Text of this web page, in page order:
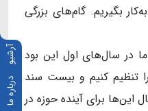
آرشیو
درباره ما
بگیریم. گام‌های بزرگی
در سال‌های اول این بود
تنظیم کنیم و بیست سند
این‌ها برای آینده حوزه در